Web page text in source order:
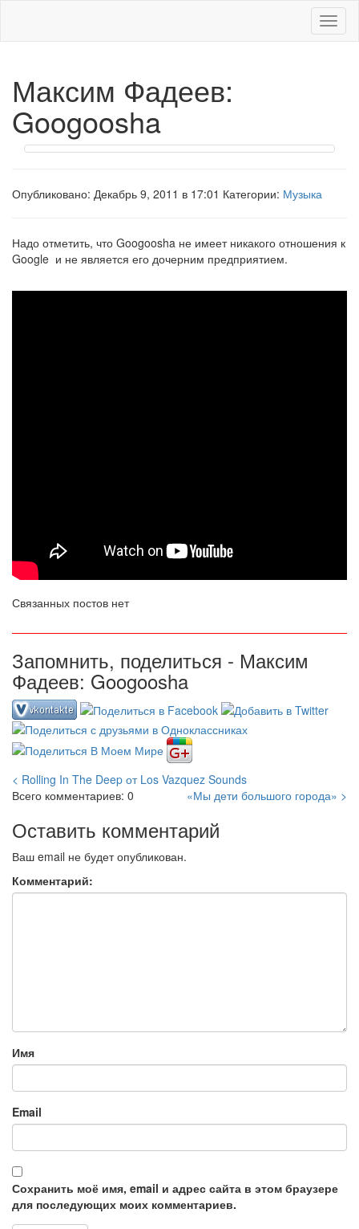
Меню
Максим Фадеев:
Googoosha
Опубликовано: Декабрь 9, 2011 в 17:01 Категории: Музыка
Надо отметить, что Googoosha не имеет никакого отношения к
Google и не является его дочерним предприятием.
Связанных постов нет
Запомнить, поделиться - Максим
Фадеев: Googoosha
< Rolling In The Deep от Los Vazquez Sounds
«Мы дети большого города» >
Всего комментариев: 0
Оставить комментарий
Ваш email не будет опубликован.
Комментарий:
Имя
Email
Сохранить моё имя, email и адрес сайта в этом браузере
для последующих моих комментариев.